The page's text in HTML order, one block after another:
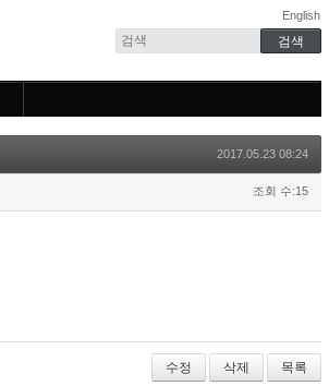
English
2017.05.23 08:24
조회 수:15
수정 삭제 목록